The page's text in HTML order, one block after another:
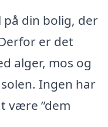
på din bolig, der
er det
alger, mos og
Ingen har
være ”dem